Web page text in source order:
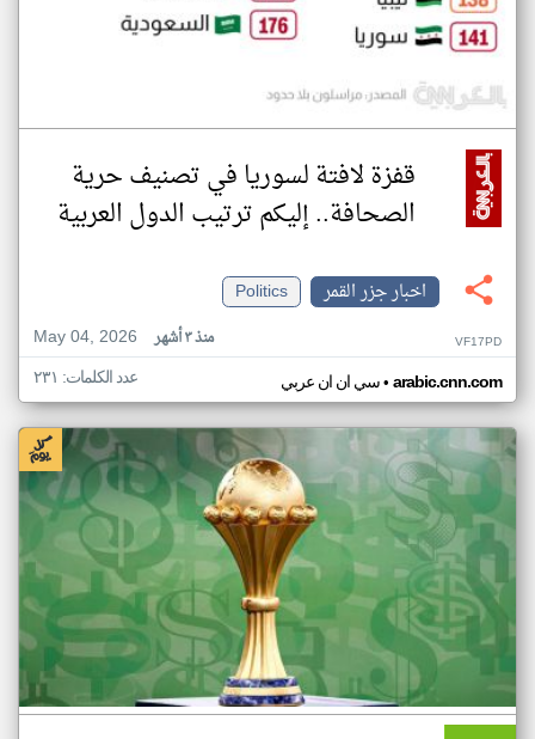
قفزة لافتة لسوريا في تصنيف حرية
الصحافة.. إليكم ترتيب الدول العربية
اخبار جزر القمر
Politics
May 04, 2026
منذ ٣ أشهر VF17PD
سي ان ان عربي• arabic.cnn.com عدد الكلمات: ٢٣١